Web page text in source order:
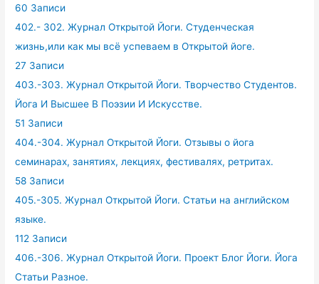
60 Записи
402.- 302. Журнал Открытой Йоги. Студенческая
жизнь,или как мы всё успеваем в Открытой йоге.
27 Записи
403.-303. Журнал Открытой Йоги. Творчество Студентов.
Йога И Высшее В Поэзии И Искусстве.
51 Записи
404.-304. Журнал Открытой Йоги. Отзывы о йога
семинарах, занятиях, лекциях, фестивалях, ретритах.
58 Записи
405.-305. Журнал Открытой Йоги. Статьи на английском
языке.
112 Записи
406.-306. Журнал Открытой Йоги. Проект Блог Йоги. Йога
Статьи Разное.